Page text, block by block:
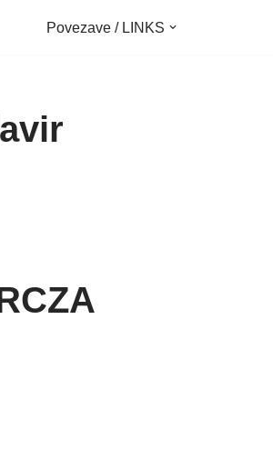
Povezave / LINKS